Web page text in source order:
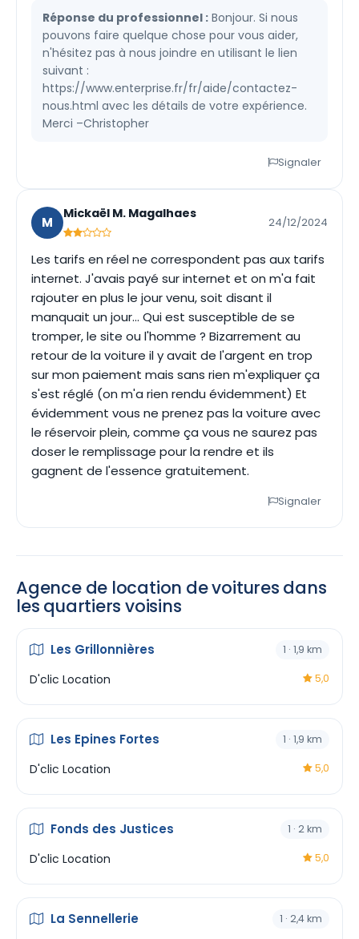
Réponse du professionnel : Bonjour. Si nous
pouvons faire quelque chose pour vous aider,
n'hésitez pas à nous joindre en utilisant le lien
suivant :
https://www.enterprise.fr/fr/aide/contactez-
nous.html avec les détails de votre expérience.
Merci –Christopher
Signaler
M
Mickaël M. Magalhaes
24/12/2024
Les tarifs en réel ne correspondent pas aux tarifs
internet. J'avais payé sur internet et on m'a fait
rajouter en plus le jour venu, soit disant il
manquait un jour... Qui est susceptible de se
tromper, le site ou l'homme ? Bizarrement au
retour de la voiture il y avait de l'argent en trop
sur mon paiement mais sans rien m'expliquer ça
s'est réglé (on m'a rien rendu évidemment) Et
évidemment vous ne prenez pas la voiture avec
le réservoir plein, comme ça vous ne saurez pas
doser le remplissage pour la rendre et ils
gagnent de l'essence gratuitement.
Signaler
Agence de location de voitures dans
les quartiers voisins
Les Grillonnières 1 · 1,9 km
D'clic Location 5,0
Les Epines Fortes 1 · 1,9 km
D'clic Location 5,0
Fonds des Justices 1 · 2 km
D'clic Location 5,0
La Sennellerie 1 · 2,4 km